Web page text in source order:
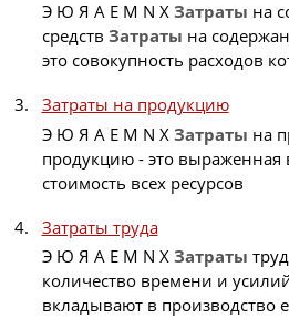
Э Ю Я A E M N X Затраты на
средств Затраты на
это совокупность расходов
Затраты на продукцию
Э Ю Я A E M N X Затраты на
продукцию - это
стоимость всех ресурсов
Затраты труда
Э Ю Я A E M N X Затраты
количество времени и
вкладывают в производство